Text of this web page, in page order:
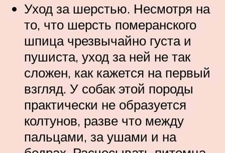
Уход за шерстью. Несмотря на
то, что шерсть померанского
шпица чрезвычайно густа и
пушиста, уход за ней не так
сложен, как кажется на первый
взгляд. У собак этой породы
практически не образуется
колтунов, разве что между
пальцами, за ушами и на